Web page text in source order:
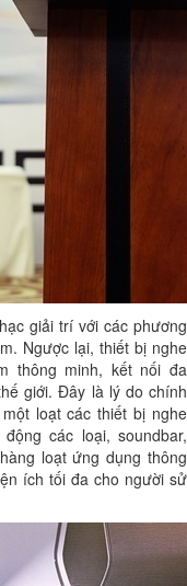
giải trí với các phương
Ngược lại, thiết bị nghe
thông minh, kết nối đa
giới. Đây là lý do chính
loạt các thiết bị nghe
các loại, soundbar,
loạt ứng dụng thông
ích tối đa cho người sử